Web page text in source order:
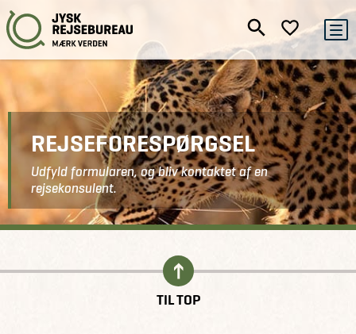
REJSEFORESPØRGSEL
Udfyld formularen, og bliv kontaktet af en
rejsekonsulent.
TIL TOP